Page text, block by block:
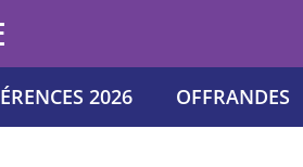
2026 OFFRANDES